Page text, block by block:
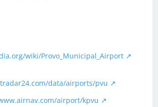
wiki/Provo_Municipal_Airport
data/airports/pvu
airport/kpvu